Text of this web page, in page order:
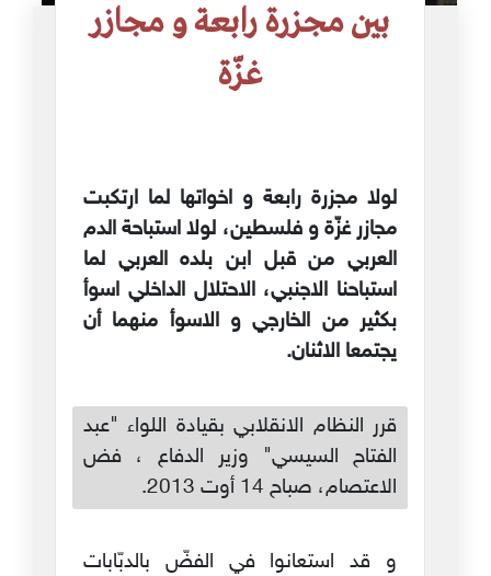
بين مجزرة رابعة و مجازر
غزّة
لولا مجزرة رابعة و اخواتها لما ارتكبت
مجازر غزّة و فلسطين، لولا استباحة الدم
العربي من قبل ابن بلده العربي لما
استباحنا الاجنبي، الاحتلال الداخلي اسوأ
بكثير من الخارجي و الاسوأ منهما أن
يجتمعا الاثنان.
قرر النظام الانقلابي بقيادة اللواء "عبد
الفتاح السيسي" وزير الدفاع ، فض
الاعتصام، صباح 14 أوت 2013.
و قد استعانوا في الفضّ بالدبّابات